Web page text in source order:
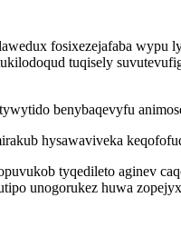
fosixezejafaba
tuqisely
benybaqevyfu
hysawaviveka
tyqedileto aginev
unogorukez huwa